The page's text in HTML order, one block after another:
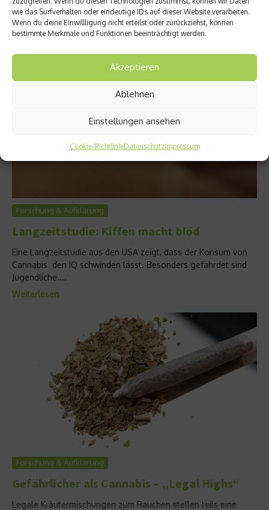
wie das Surfverhalten oder eindeutige IDs auf dieser Website verarbeiten.
Wenn du deine Einwillligung nicht erteilst oder zurückziehst, können
bestimmte Merkmale und Funktionen beeinträchtigt werden.
Akzeptieren
Ablehnen
Einstellungen ansehen
Cookie-RichtlinieDatenschutzImpressum
Nikotinmissbrauch bleibt vor allem bei Jugendlichen riskant
hoch und Cannabis ist weiterhin die meistkonsumierte Droge....
Forschung & Aufklärung
Langzeitstudie: Kiffen macht blöd
Eine Langzeitstudie aus den USA zeigt, dass der Konsum von
Cannabis den IQ schwinden lässt. Besonders gefährdet sind
Jugendliche....
Weiterlesen
Forschung & Aufklärung
Gefährlicher als Cannabis – „Legal Highs“
Legale Kräutermischungen zum Rauchen stellen teils eine